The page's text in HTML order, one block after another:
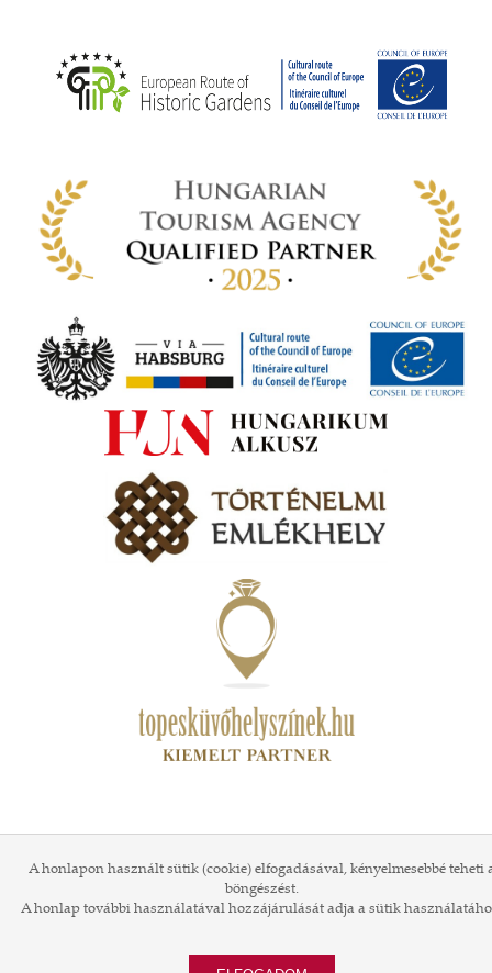
A honlapon használt sütik (cookie) elfogadásával, kényelmesebbé teheti
böngészést.
A honlap további használatával hozzájárulását adja a sütik